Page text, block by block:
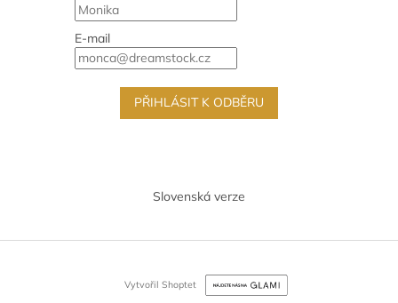
E-mail
PŘIHLÁSIT K ODBĚRU
Slovenská verze
Vytvořil Shoptet